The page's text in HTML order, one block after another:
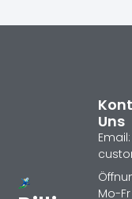
Uns
Email:
Mo-